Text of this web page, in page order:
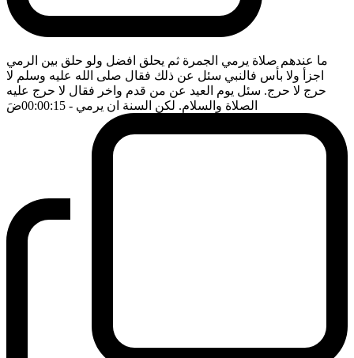
ما عندهم صلاة يرمي الجمرة ثم يحلق افضل ولو حلق بين الرمي
اجزأ ولا بأس فالنبي سئل عن ذلك فقال صلى الله عليه وسلم لا
حرج لا حرج. سئل يوم العيد عن من قدم واخر فقال لا حرج عليه
الصلاة والسلام. لكن السنة ان يرمي - 00:00:15 ضَ